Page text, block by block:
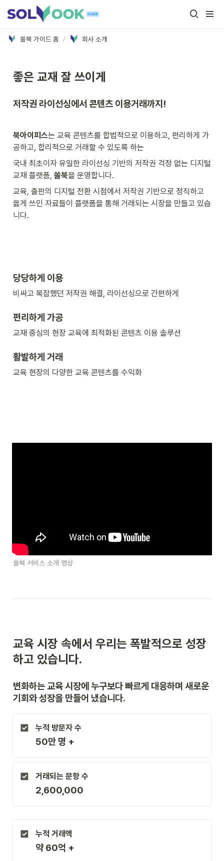
쏠북 가이드 홈 / 회사 소개
좋은 교재 잘 쓰이게
저작권 라이선싱에서 콘텐츠 이용거래까지!
북아이피스는 교육 콘텐츠를 합법적으로 이용하고, 편리하게 가
공하고, 합리적으로 거래할 수 있도록 하는
국내 최초이자 유일한 라이선싱 기반의 저작권 걱정 없는 디지털
교재 플랫폼, 쏠북을 운영합니다.
교육, 출판의 디지털 전환 시점에서 저작권 기반으로 정직하고
옳게 쓰인 자료들이 플랫폼을 통해 거래되는 시장을 만들고 있습
니다.
당당하게 이용
비싸고 복잡했던 저작권 해결, 라이선싱으로 간편하게
편리하게 가공
교재 중심의 현장 교육에 최적화된 콘텐츠 이용 솔루션
활발하게 거래
교육 현장의 다양한 교육 콘텐츠를 수익화
쏠북 서비스 소개 영상
교육 시장 속에서 우리는 폭발적으로 성장
하고 있습니다.
변화하는 교육 시장에 누구보다 빠르게 대응하며 새로운
기회와 성장을 만들어 냈습니다.
누적 방문자 수
50만 명 +
거래되는 문항 수
2,600,000
누적 거래액
약 60억 +